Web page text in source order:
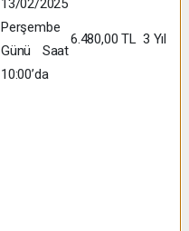
13/02/2025
Perşembe
Günü Saat
10:00’da
6.480,00 TL 3 Yıl